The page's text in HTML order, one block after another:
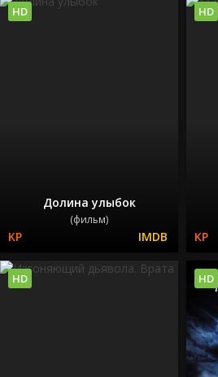
Долина улыбок
(фильм)
HD HD
HD HD